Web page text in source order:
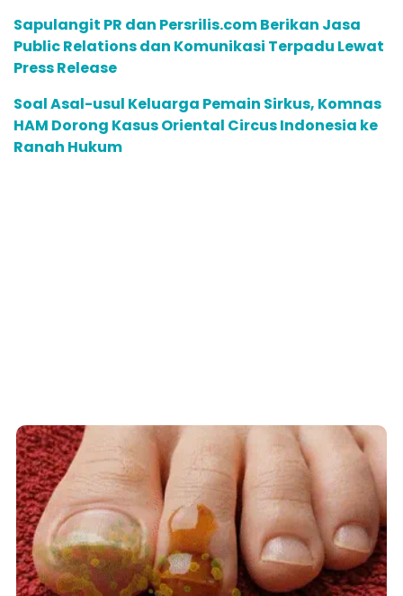
Sapulangit PR dan Persrilis.com Berikan Jasa
Public Relations dan Komunikasi Terpadu Lewat
Press Release
Soal Asal-usul Keluarga Pemain Sirkus, Komnas
HAM Dorong Kasus Oriental Circus Indonesia ke
Ranah Hukum